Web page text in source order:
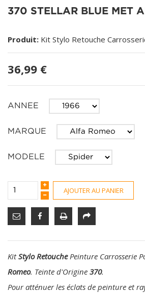
370 STELLAR BLUE MET
Produit: Kit Stylo Retouche
36,99 €
ANNEE
MARQUE
MODELE
AJOUTER AU PANIER
KitStylo RetouchePeinture Carrosserie
Romeo. Teinte d'Origine 370.
Pour atténuer les éclats de peinture et